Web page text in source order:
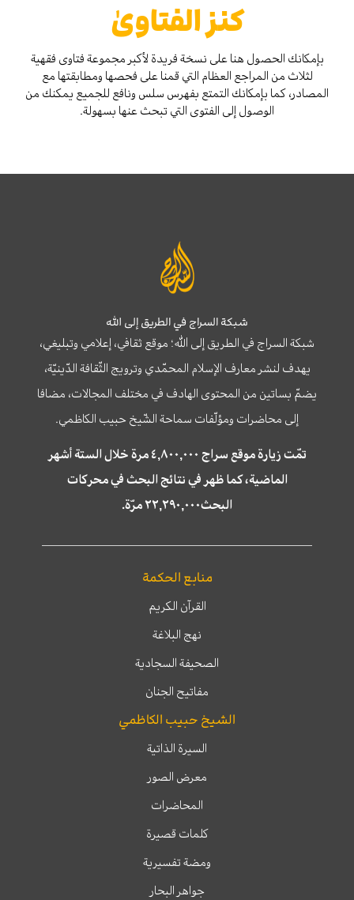
كنز الفتاوىٰ
بإمكانك الحصول هنا على نسخة فريدة لأكبر مجموعة فتاوى فقهية
لثلاث من المراجع العظام التي قمنا على فحصها ومطابقتها مع
المصادر، كما بإمكانك التمتع بفهرس سلس ونافع للجميع يمكنك من
الوصول إلى الفتوى التي تبحث عنها بسهولة.
شبكة السراج في الطريق إلى الله
شبكة السراج في الطريق إلى الله؛ موقع ثقافي، إعلامي وتبليغي،
يهدف لنشر معارف الإسلام المحمّدي وترويج الثّقافة الدّينيّة،
يضمّ بساتين من المحتوى الهادف في مختلف المجالات، مضافا
إلى محاضرات ومؤلّفات سماحة الشّيخ حبيب الكاظمي.
تمّت زيارة موقع سراج ٤,٨٠٠,٠٠٠ مرة خلال الستة أشهر
الماضية، كما ظهر في نتائج البحث في محركات
البحث٢٢,٢٩٠,٠٠٠ مرّة.
منابع الحكمة
القرآن الكريم
نهج البلاغة
الصحيفة السجادية
مفاتيح الجنان
الشيخ حبيب الكاظمي
السيرة الذاتية
معرض الصور
المحاضرات
كلمات قصيرة
ومضة تفسيرية
جواهر البحار